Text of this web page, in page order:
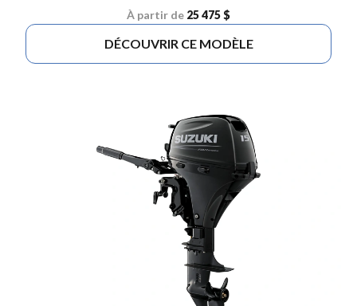
À partir de 25 475 $
DÉCOUVRIR CE MODÈLE